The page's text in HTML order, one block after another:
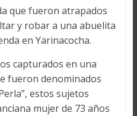
que fueron atrapados
y robar a una abuelita
en Yarinacocha.
capturados en una
fueron denominados
estos sujetos
mujer de 73 años